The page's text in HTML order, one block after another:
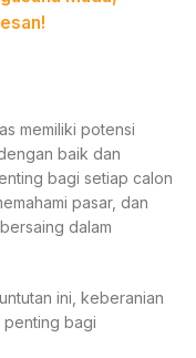
memiliki potensi
baik dan
bagi setiap calon
pasar, dan
dalam
ini, keberanian
penting bagi